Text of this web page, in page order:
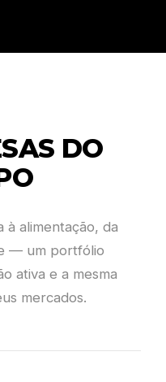
DO
à alimentação, da
— um portfólio
ativa e a mesma
mercados.